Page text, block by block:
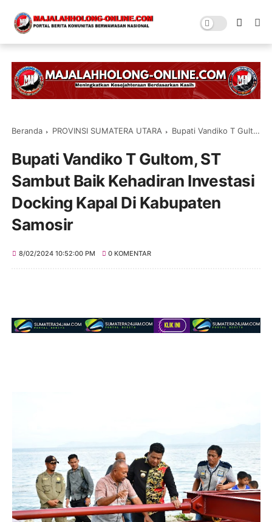
Beranda PROVINSI SUMATERA UTARA Bupati Vandiko T Gultom, ST Sambut Baik Kehadiran Investasi Docking Kapal Di Kabupaten Samosir
Bupati Vandiko T Gultom, ST
Sambut Baik Kehadiran Investasi
Docking Kapal Di Kabupaten
Samosir
8/02/2024 10:52:00 PM 0 KOMENTAR